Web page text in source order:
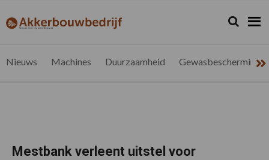
de
de
de
de
akkerbouwbedrijf.be
Nieuws
Zoeken...
Zoek
Nieuws Machines Duurzaamheid Gewasbescherming
Mestbank verleent uitstel voor